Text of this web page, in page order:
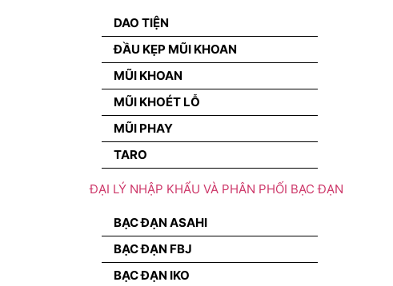
DAO TIỆN
ĐẦU KẸP MŨI KHOAN
MŨI KHOAN
MŨI KHOÉT LỖ
MŨI PHAY
TARO
ĐẠI LÝ NHẬP KHẨU VÀ PHÂN PHỐI BẠC ĐẠN
BẠC ĐẠN ASAHI
BẠC ĐẠN FBJ
BẠC ĐẠN IKO